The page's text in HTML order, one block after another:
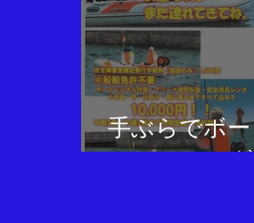
手ぶらでボ
フィッシン